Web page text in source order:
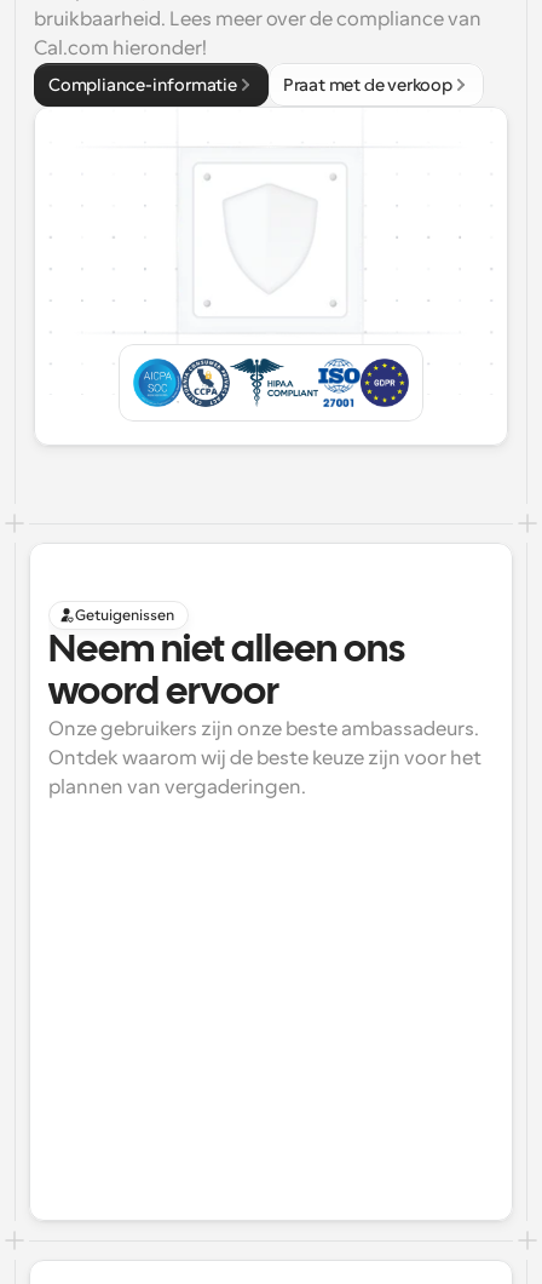
bruikbaarheid. Lees meer over de compliance van
Cal.com hieronder!
Compliance-informatie Praat met de verkoop
Getuigenissen
Neem niet alleen ons
woord ervoor
Onze gebruikers zijn onze beste ambassadeurs.
Ontdek waarom wij de beste keuze zijn voor het
plannen van vergaderingen.